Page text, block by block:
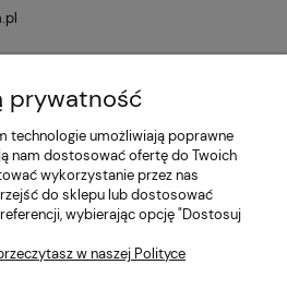
(0)
prywatność
technologie umożliwiają poprawne
nam dostosować ofertę do Twoich
wykorzystanie przez nas
do sklepu lub dostosować
wybierając opcję "Dostosuj
w naszej Polityce